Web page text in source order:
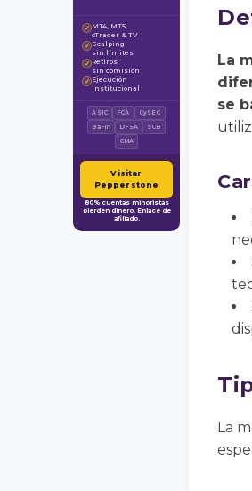
✓ MT4, MT5,
cTrader & TV
✓ Scalping
sin límites
✓ Retiros
sin comisión
✓ Ejecución
institucional
ASIC FCA
CySEC
BaFin
DFSA
SCB
CMA
Visitar
Pepperstone
80% cuentas minoristas
pierden dinero. Enlace de
afiliado.
La
se
La